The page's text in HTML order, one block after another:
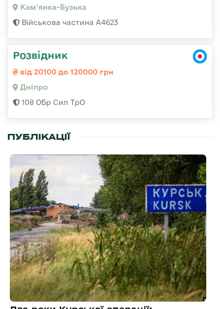
Кам'янка-Бузька
Військова частина А4623
Розвідник
від 20100 до 120000 грн
Дніпро
108 ОБр Сил ТрО
ПУБЛІКАЦІЇ